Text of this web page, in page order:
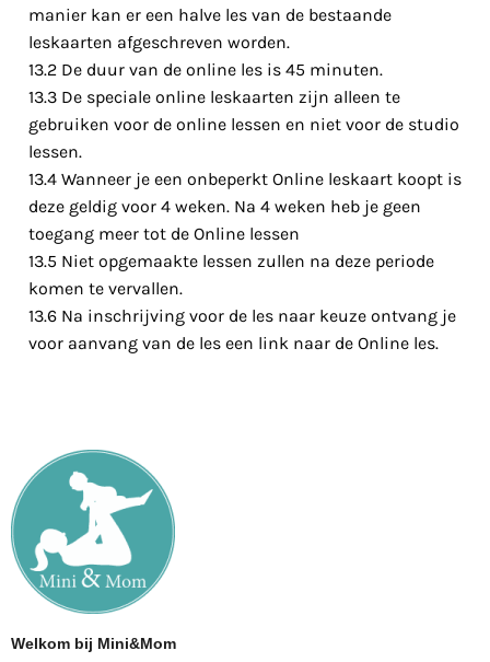
manier kan er een halve les van de bestaande
leskaarten afgeschreven worden.
13.2 De duur van de online les is 45 minuten.
13.3 De speciale online leskaarten zijn alleen te
gebruiken voor de online lessen en niet voor de studio
lessen.
13.4 Wanneer je een onbeperkt Online leskaart koopt is
deze geldig voor 4 weken. Na 4 weken heb je geen
toegang meer tot de Online lessen
13.5 Niet opgemaakte lessen zullen na deze periode
komen te vervallen.
13.6 Na inschrijving voor de les naar keuze ontvang je
voor aanvang van de les een link naar de Online les.
Welkom bij Mini&Mom